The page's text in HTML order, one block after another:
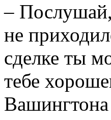
–
не
сделке ты
тебе